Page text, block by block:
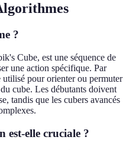
?
Cube, est une séquence de
une action spécifique. Par
pour orienter ou permuter
cube. Les débutants doivent
tandis que les cubers avancés
est-elle cruciale ?